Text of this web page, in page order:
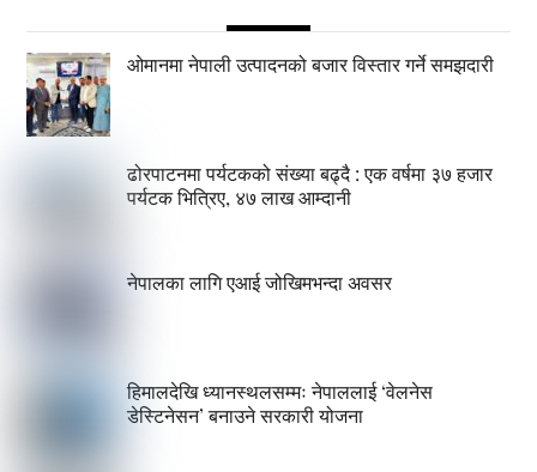
ओमानमा नेपाली उत्पादनको बजार विस्तार गर्ने समझदारी
ढोरपाटनमा पर्यटकको संख्या बढ्दै : एक वर्षमा ३७ हजार
पर्यटक भित्रिए, ४७ लाख आम्दानी
नेपालका लागि एआई जोखिमभन्दा अवसर
हिमालदेखि ध्यानस्थलसम्मः नेपाललाई ‘वेलनेस
डेस्टिनेसन’ बनाउने सरकारी योजना